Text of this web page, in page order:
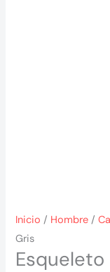
Inicio / Hombre /
Gris